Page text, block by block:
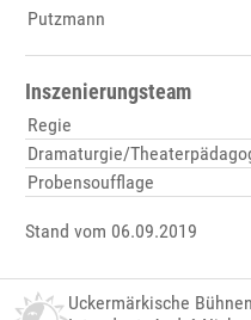
Putzmann
Inszenierungsteam
Regie
Dramaturgie/
Probensoufflage
Stand vom 06.09.2019
Uckermärkische